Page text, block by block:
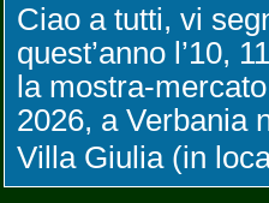
Ciao a tutti, vi
quest’anno l’10,
la mostra-
2026, a Verbania
Villa Giulia (in